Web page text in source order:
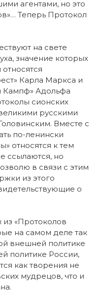
агентами, но это
Теперь Протокол
на свете
значение которых
Карла Маркса и
Кампф» Адольфа
сионских
русскими
Вместе с
по-ленински
относятся к тем
ссылаются, но
в связи с этим
из этого
о
из «Протоколов
на самом деле так
внешней политике
политике России,
как творения не
мудрецов, что и